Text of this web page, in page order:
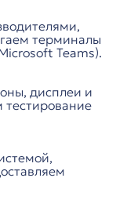
терминалы
Teams).
дисплеи и
тестирование